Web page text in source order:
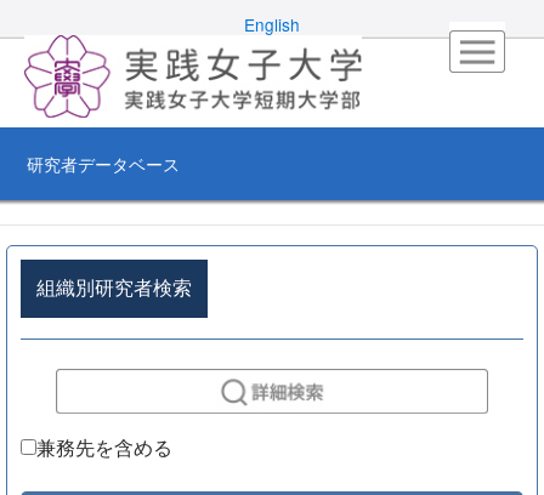
English
研究者データベース
組織別研究者検索
兼務先を含める